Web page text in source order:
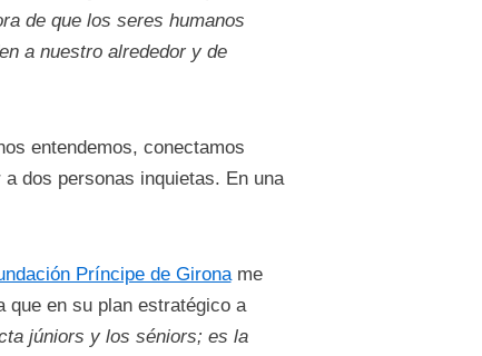
de que los seres humanos
a nuestro alrededor y de
entendemos, conectamos
dos personas inquietas. En una
Príncipe de Gironame
que en su plan estratégico a
júniors y los séniors; es la